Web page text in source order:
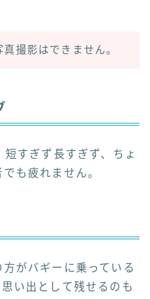
撮影はできません。
すぎず長すぎず、ちょ
も疲れません。
がバギーに乗っている
い出として残せるのも